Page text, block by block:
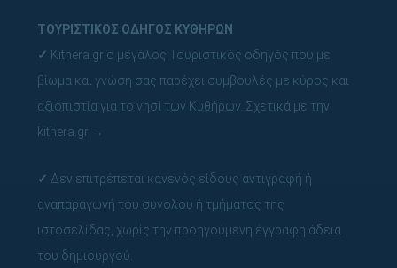
ΤΟΥΡΙΣΤΙΚΟΣ ΟΔΗΓΟΣ ΚΥΘΗΡΩΝ
✓ Kithera.gr ο μεγάλος Τουριστικός οδηγός που με
βίωμα και γνώση σας παρέχει συμβουλές με κύρος και
αξιοπιστία για το νησί των Κυθήρων. Σχετικά με την
kithera.gr →
✓ Δεν επιτρέπεται κανενός είδους αντιγραφή ή
αναπαραγωγή του συνόλου ή τμήματος της
ιστοσελίδας, χωρίς την προηγούμενη έγγραφη άδεια
του δημιουργού.